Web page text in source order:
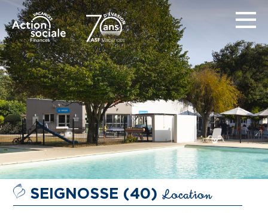
SEIGNOSSE (40)Location